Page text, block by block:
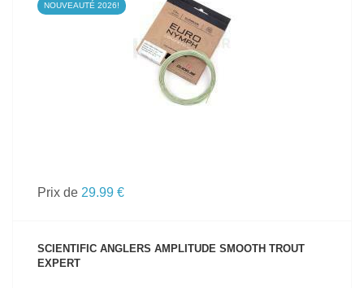
NOUVEAUTÉ 2026!
VOIR LE PRODUIT
Prix de 29.99 €
SCIENTIFIC ANGLERS AMPLITUDE SMOOTH TROUT
EXPERT